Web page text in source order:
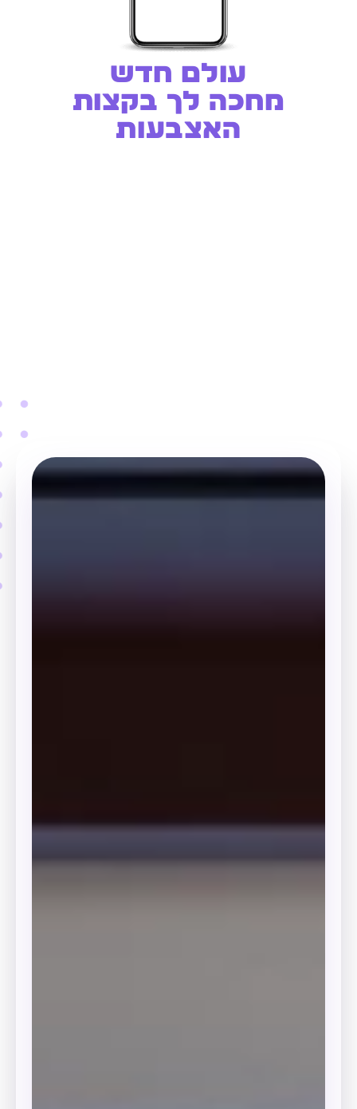
עולם חדש
מחכה לך בקצות
האצבעות